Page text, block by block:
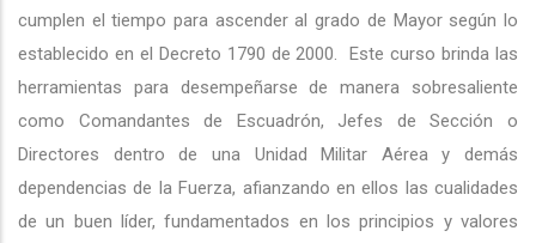
cumplen el tiempo para ascender al grado de Mayor según lo
establecido en el Decreto 1790 de 2000.
Este curso brinda las
herramientas para desempeñarse de manera sobresaliente
como Comandantes de Escuadrón, Jefes de Sección o
Directores dentro de una Unidad Militar Aérea y demás
dependencias de la Fuerza, afianzando en ellos las cualidades
de un buen líder, fundamentados en los principios y valores